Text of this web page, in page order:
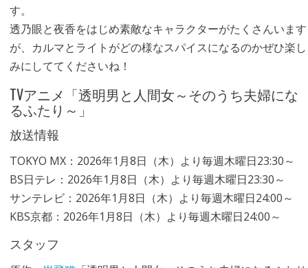
す。
透乃眼と夜香をはじめ素敵なキャラクターがたくさんいます
が、カルマとライトがどの様なスパイスになるのかぜひ楽し
みにしててくださいね！
TVアニメ「透明男と人間女～そのうち夫婦にな
るふたり～」
放送情報
TOKYO MX：2026年1月8日（木）より毎週木曜日23:30～
BS日テレ：2026年1月8日（木）より毎週木曜日23:30～
サンテレビ：2026年1月8日（木）より毎週木曜日24:00～
KBS京都：2026年1月8日（木）より毎週木曜日24:00～
スタッフ